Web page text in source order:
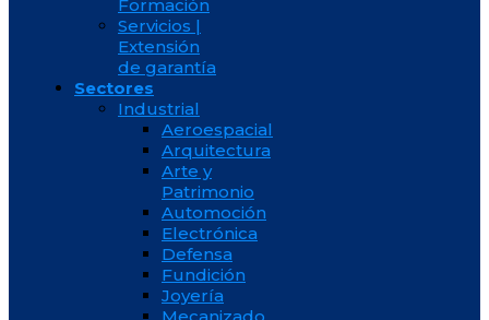
Formación
Servicios |
Extensión
de garantía
Sectores
Industrial
Aeroespacial
Arquitectura
Arte y
Patrimonio
Automoción
Electrónica
Defensa
Fundición
Joyería
Mecanizado